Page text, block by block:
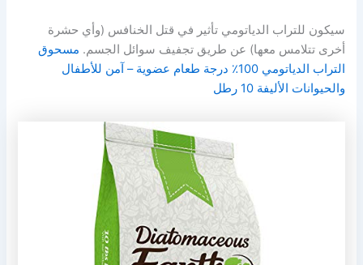
سيكون للتراب الدياتومي تأثير في قتل الخنافس (وأي حشرة
أخرى تتلامس معها) عن طريق تجفيف سوائل الجسم. مسحوق
التراب الدياتومي 100٪ درجة طعام عضوية – آمن للأطفال
والحيوانات الأليفة 10 رطل